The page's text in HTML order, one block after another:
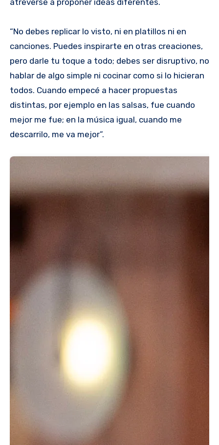
atreverse a proponer ideas diferentes.
“No debes replicar lo visto, ni en platillos ni en
canciones. Puedes inspirarte en otras creaciones,
pero darle tu toque a todo; debes ser disruptivo, no
hablar de algo simple ni cocinar como si lo hicieran
todos. Cuando empecé a hacer propuestas
distintas, por ejemplo en las salsas, fue cuando
mejor me fue; en la música igual, cuando me
descarrilo, me va mejor”.